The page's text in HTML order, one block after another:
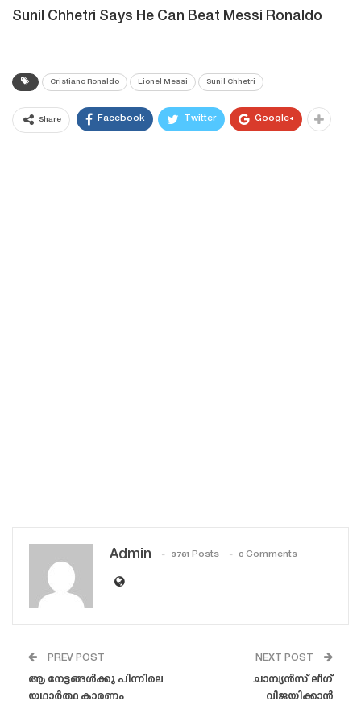
Sunil Chhetri Says He Can Beat Messi Ronaldo
Cristiano Ronaldo Lionel Messi Sunil Chhetri
Share Facebook Twitter Google+
Admin 3761 Posts 0 Comments
PREV POST
ആ നേട്ടങ്ങൾക്കു പിന്നിലെ
യഥാർത്ഥ കാരണം
NEXT POST
ചാമ്പ്യൻസ് ലീഗ്
വിജയിക്കാൻ